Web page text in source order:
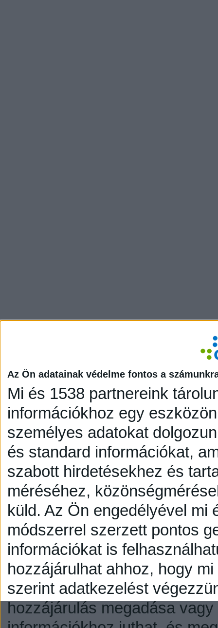
Az Ön adatainak védelme fontos a
Mi és 1538 partnereink
információkhoz egy
személyes adatokat
és standard információkat,
szabott hirdetésekhez és
méréséhez,
küld. Az Ön engedélyével mi
módszerrel szerzett pontos
információkat is
hozzájárulhat ahhoz, hogy
szerint adatkezelést
hozzájárulás megadása